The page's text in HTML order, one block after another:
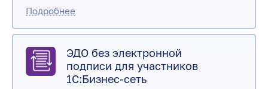
ЭДО без электронной
подписи для участников
1С:Бизнес-сеть